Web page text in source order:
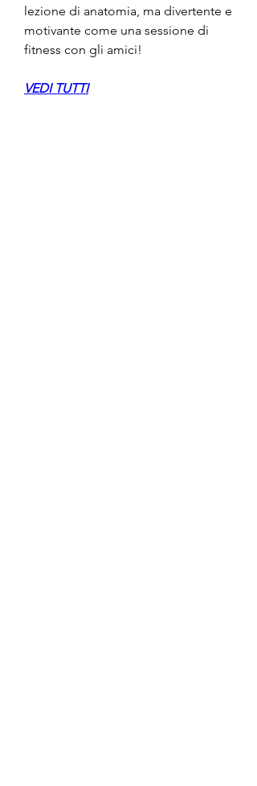
lezione di anatomia, ma divertente e
motivante come una sessione di
fitness con gli amici!
VEDI TUTTI